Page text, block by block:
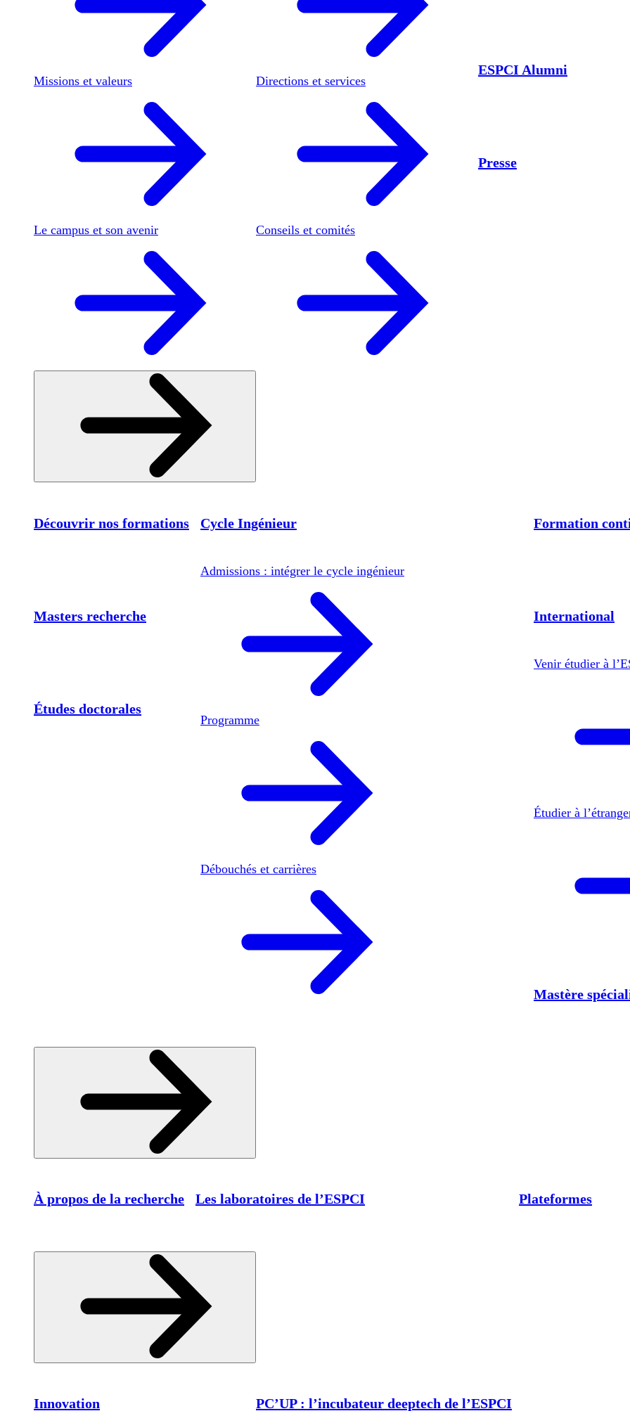
Missions et valeurs
Le campus et son avenir
Directions et services
Conseils et comités
ESPCI Alumni
Presse
Découvrir nos formations Cycle Ingénieur
Admissions : intégrer le cycle ingénieur
Programme
Débouchés et carrières
Formation
International
Venir étudier à
Étudier à
Masters recherche
Études doctorales
Mastère
À propos de la recherche Les laboratoires de l’ESPCI Plateformes
Innovation PC’UP : l’incubateur deeptech de l’ESPCI